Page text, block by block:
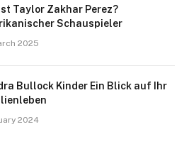
Taylor Zakhar Perez?
Schauspieler
2025
Bullock Kinder Ein Blick auf Ihr
2024